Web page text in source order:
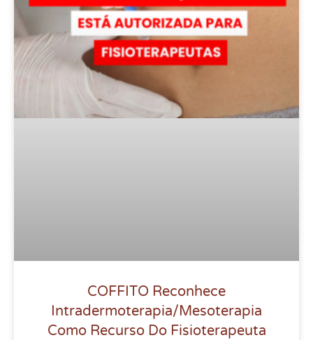
COFFITO Reconhece
Intradermoterapia/Mesoterapia
Como Recurso Do Fisioterapeuta